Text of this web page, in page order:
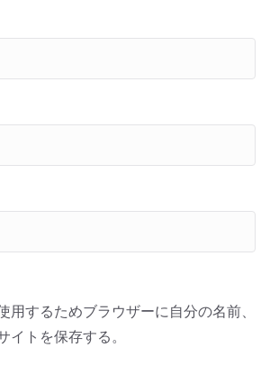
用するためブラウザーに自分の名前、
イトを保存する。